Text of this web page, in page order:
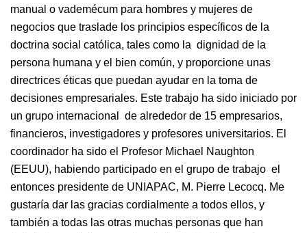
manual o vademécum para hombres y mujeres de
negocios que traslade los principios específicos de la
doctrina social católica, tales como la dignidad de la
persona humana y el bien común, y proporcione unas
directrices éticas que puedan ayudar en la toma de
decisiones empresariales. Este trabajo ha sido iniciado por
un grupo internacional de alrededor de 15 empresarios,
financieros, investigadores y profesores universitarios. El
coordinador ha sido el Profesor Michael Naughton
(EEUU), habiendo participado en el grupo de trabajo el
entonces presidente de UNIAPAC, M. Pierre Lecocq. Me
gustaría dar las gracias cordialmente a todos ellos, y
también a todas las otras muchas personas que han